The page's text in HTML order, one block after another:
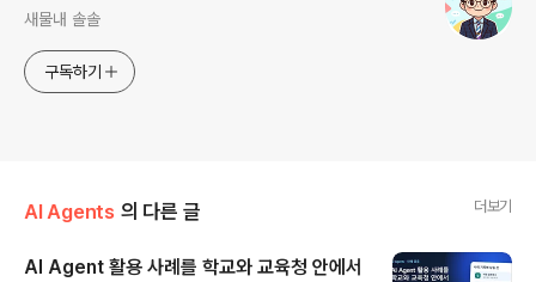
새물내 솔솔
구독하기
AI Agents 의 다른 글 더보기
AI Agent 활용 사례를 학교와 교육청 안에서